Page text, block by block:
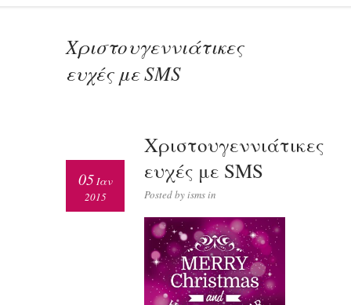
Χριστουγεννιάτικες
ευχές με SMS
Χριστουγεννιάτικες
ευχές με SMS
Posted by isms in
05Ιαν
2015